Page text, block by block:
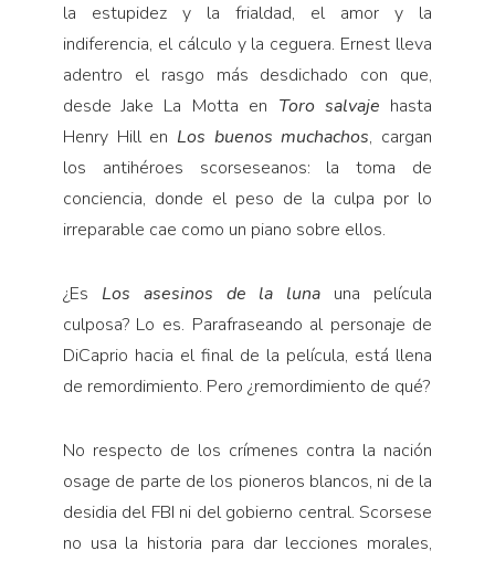
la estupidez y la frialdad, el amor y la
indiferencia, el cálculo y la ceguera. Ernest lleva
adentro el rasgo más desdichado con que,
desde Jake La Motta en Toro salvaje hasta
Henry Hill en Los buenos muchachos, cargan
los antihéroes scorseseanos: la toma de
conciencia, donde el peso de la culpa por lo
irreparable cae como un piano sobre ellos.
¿Es Los asesinos de la luna una película
culposa? Lo es. Parafraseando al personaje de
DiCaprio hacia el final de la película, está llena
de remordimiento. Pero ¿remordimiento de qué?
No respecto de los crímenes contra la nación
osage de parte de los pioneros blancos, ni de la
desidia del FBI ni del gobierno central. Scorsese
no usa la historia para dar lecciones morales,